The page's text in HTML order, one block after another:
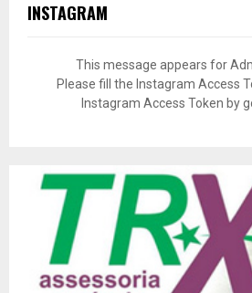
INSTAGRAM
This message appears for
Please fill the Instagram Access
Instagram Access Token by